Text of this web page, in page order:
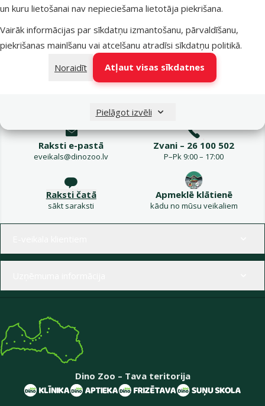
un kuru lietošanai nav nepieciešama lietotāja piekrišana.
Vairāk informācijas par sīkdatņu izmantošanu, pārvaldīšanu,
piekrišanas mainīšanu vai atcelšanu atradīsi sīkdatņu politikā.
Noraidīt
Atļaut visas sīkdatnes
Pielāgot izvēli
DPD Pickup tīkls nav pieejams
Pievienot grozam
Raksti e-pastā
eveikals@dinozoo.lv
Zvani – 26 100 502
P–Pk 9:00 – 17:00
Raksti čatā
sākt saraksti
Apmeklē klātienē
kādu no mūsu veikaliem
Dino Zoo – Tava teritorija